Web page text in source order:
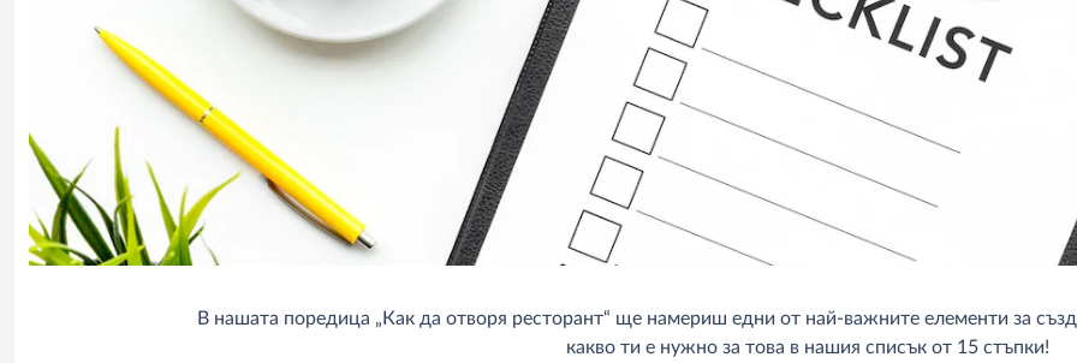
В нашата поредица „Как да отворя ресторант“ ще намериш едни от най-важните елементи за
какво ти е нужно за това в нашия списък от 15 стъпки!